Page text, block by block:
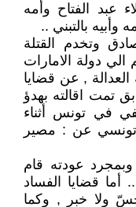
عبد الفتاح وأمه
بالتبني ..
وتخدم القتلة
الي دولة الامارات
, عن قضايا
تمت اقالته بهدؤ
في تونس أثناء
عن : مصير
عودته قام
.. أما قضايا الفساد
ولا خبر , وكما